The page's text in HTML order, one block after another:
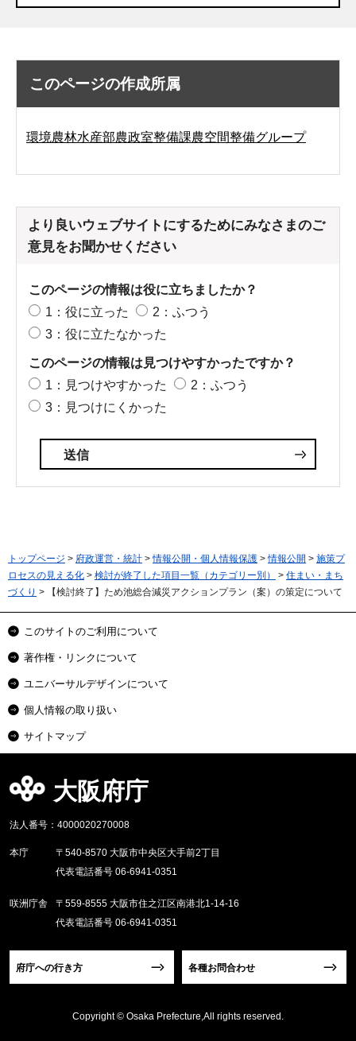
このページの作成所属
環境農林水産部農政室整備課農空間整備グループ
より良いウェブサイトにするためにみなさまのご
意見をお聞かせください
このページの情報は役に立ちましたか？
1：役に立った
2：ふつう
3：役に立たなかった
このページの情報は見つけやすかったですか？
1：見つけやすかった
2：ふつう
3：見つけにくかった
トップページ > 府政運営・統計 >情報公開・個人情報保護 >情報公開 > 施策プ
ロセスの見える化 > 検討が終了した項目一覧（カテゴリー別） > 住まい・まち
づくり > 【検討終了】ため池総合減災アクションプラン（案）の策定について
このサイトのご利用について
著作権・リンクについて
ユニバーサルデザインについて
個人情報の取り扱い
サイトマップ
大阪府庁
法人番号：4000020270008
本庁
〒540-8570 大阪市中央区大手前2丁目
代表電話番号 06-6941-0351
咲洲庁舎
〒559-8555 大阪市住之江区南港北1-14-16
代表電話番号 06-6941-0351
府庁への行き方 各種お問合わせ
Copyright © Osaka Prefecture,All rights reserved.